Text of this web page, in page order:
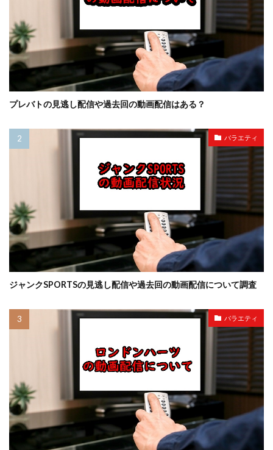
プレバトの見逃し配信や過去回の動画配信はある？
バラエティ
ジャンクSPORTSの見逃し配信や過去回の動画配信について調査
バラエティ